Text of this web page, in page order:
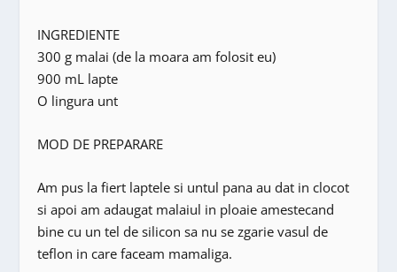
INGREDIENTE
300 g malai (de la moara am folosit eu)
900 mL lapte
O lingura unt
MOD DE PREPARARE
Am pus la fiert laptele si untul pana au dat in clocot
si apoi am adaugat malaiul in ploaie amestecand
bine cu un tel de silicon sa nu se zgarie vasul de
teflon in care faceam mamaliga.